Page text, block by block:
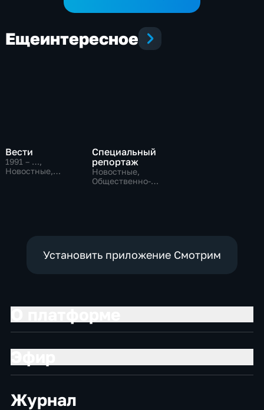
Ещеинтересное
Вести
1991 – …,
Новостные,
Специальный
репортаж
Новостные,
Общественно-
Установить приложение Смотрим
Журнал